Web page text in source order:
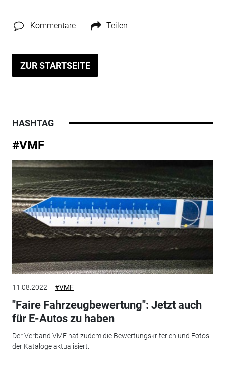
Kommentare Teilen
ZUR STARTSEITE
HASHTAG
#VMF
11.08.2022 #VMF
"Faire Fahrzeugbewertung": Jetzt auch
für E-Autos zu haben
Der Verband VMF hat zudem die Bewertungskriterien und Fotos
der Kataloge aktualisiert.